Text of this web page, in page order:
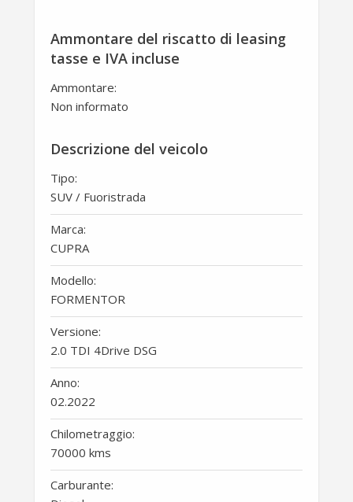
Ammontare del riscatto di leasing
tasse e IVA incluse
Ammontare:
Non informato
Descrizione del veicolo
Tipo:
SUV / Fuoristrada
Marca:
CUPRA
Modello:
FORMENTOR
Versione:
2.0 TDI 4Drive DSG
Anno:
02.2022
Chilometraggio:
70000 kms
Carburante: